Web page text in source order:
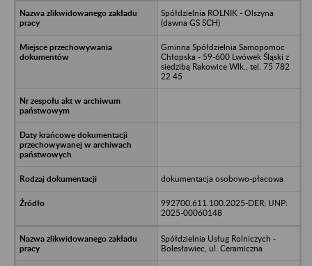
Spółdzielnia ROLNIK - Olszyna
(dawna GS SCH)
Gminna Spółdzielnia Samopomoc
Chłopska - 59-600 Lwówek Śląski z
siedzibą Rakowice Wlk., tel. 75 782
22 45
dokumentacja osobowo-płacowa
992700.611.100.2025-DER; UNP:
2025-00060148
Spółdzielnia Usług Rolniczych -
Bolesławiec, ul. Ceramiczna